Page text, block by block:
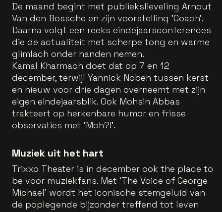
De maand begint met publiekslieveling Arnout
Van den Bossche en zijn voorstelling 'Coach'.
Daarna volgt een reeks eindejaarsconferences
die de actualiteit met scherpe tong en warme
glimlach onder handen nemen.
Kamal Kharmach doet dat op 7 en 12
december, terwijl Yannick Noben tussen kerst
en nieuw voor drie dagen overneemt met zijn
eigen eindejaarsblik. Ook Mohsin Abbas
trakteert op herkenbare humor en frisse
observaties met 'Moh?!'.
Muziek uit het hart
Trixxo Theater is in december ook the place to
be voor muziekfans. Met 'The Voice of George
Michael' wordt het iconische stemgeluid van
de poplegende bijzonder treffend tot leven